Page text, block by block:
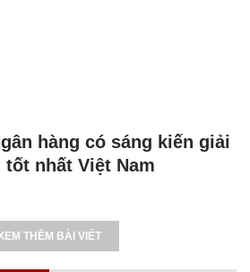
hàng có sáng kiến giải
nhất Việt Nam
THÊM BÀI VIẾT